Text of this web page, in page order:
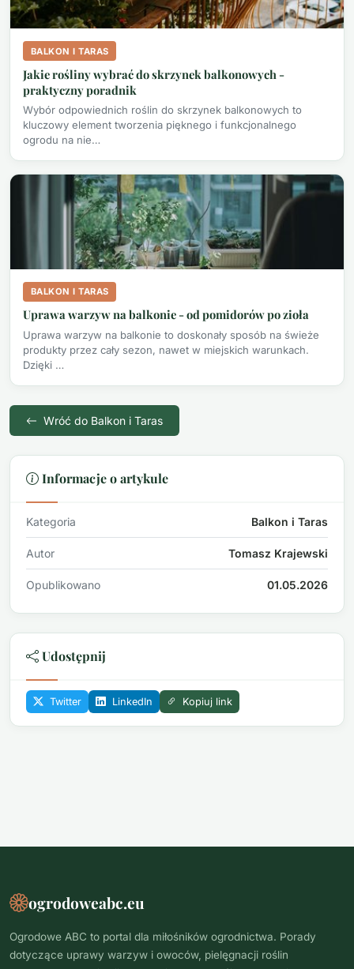
BALKON I TARAS
Jakie rośliny wybrać do skrzynek balkonowych -
praktyczny poradnik
Wybór odpowiednich roślin do skrzynek balkonowych to
kluczowy element tworzenia pięknego i funkcjonalnego
ogrodu na nie…
BALKON I TARAS
Uprawa warzyw na balkonie - od pomidorów po zioła
Uprawa warzyw na balkonie to doskonały sposób na świeże
produkty przez cały sezon, nawet w miejskich warunkach.
Dzięki …
Wróć do Balkon i Taras
Informacje o artykule
Kategoria Balkon i Taras
Autor Tomasz Krajewski
Opublikowano 01.05.2026
Udostępnij
Twitter LinkedIn Kopiuj link
ogrodoweabc.eu
Ogrodowe ABC to portal dla miłośników ogrodnictwa. Porady
dotyczące uprawy warzyw i owoców, pielęgnacji roślin